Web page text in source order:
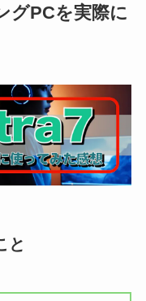
グPCを実際に
と